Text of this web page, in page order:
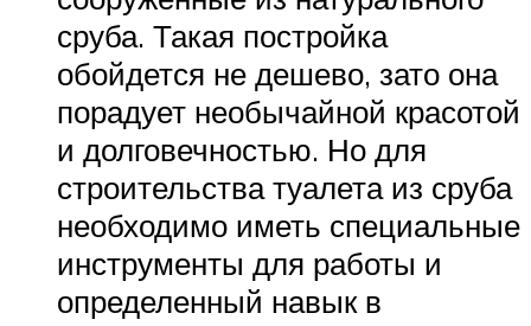
сруба. Такая постройка
обойдется не дешево, зато она
порадует необычайной красотой
и долговечностью. Но для
строительства туалета из сруба
необходимо иметь специальные
инструменты для работы и
определенный навык в